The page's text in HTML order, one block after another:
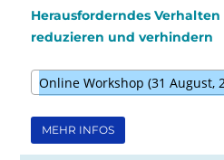
Herausforderndes Verhalten
reduzieren und verhindern
Online Workshop (31 August,
MEHR INFOS